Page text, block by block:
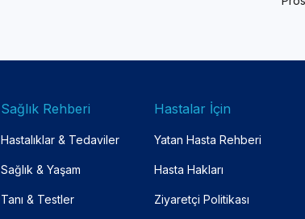
Sağlık Rehberi
Hastalıklar & Tedaviler
Sağlık & Yaşam
Tanı & Testler
Hastalar İçin
Yatan Hasta Rehberi
Hasta Hakları
Ziyaretçi Politikası